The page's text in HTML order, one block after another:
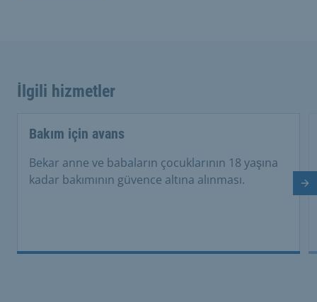
İlgili hizmetler
Bakım için avans
Bekar anne ve babaların çocuklarının 18 yaşına
kadar bakımının güvence altına alınması.